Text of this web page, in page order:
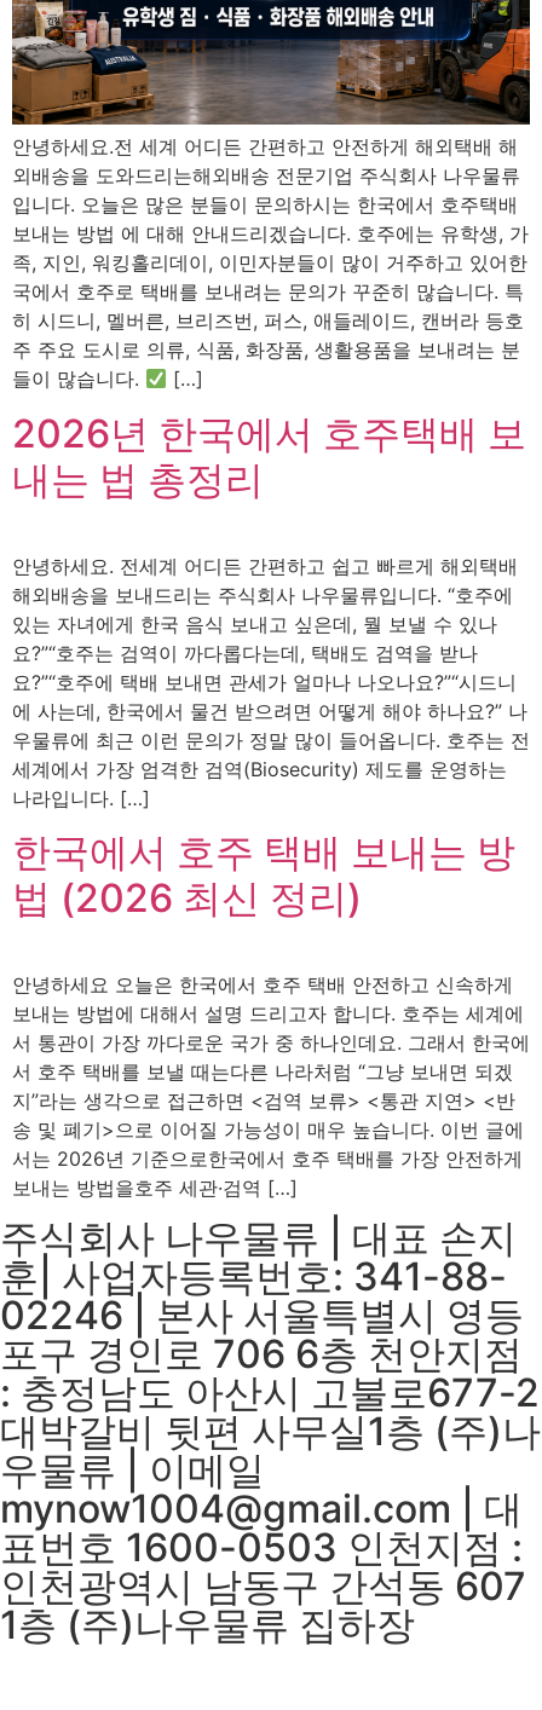
안녕하세요.전 세계 어디든 간편하고 안전하게 해외택배 해
외배송을 도와드리는해외배송 전문기업 주식회사 나우물류
입니다. 오늘은 많은 분들이 문의하시는 한국에서 호주택배
보내는 방법 에 대해 안내드리겠습니다. 호주에는 유학생, 가
족, 지인, 워킹홀리데이, 이민자분들이 많이 거주하고 있어한
국에서 호주로 택배를 보내려는 문의가 꾸준히 많습니다. 특
히 시드니, 멜버른, 브리즈번, 퍼스, 애들레이드, 캔버라 등호
주 주요 도시로 의류, 식품, 화장품, 생활용품을 보내려는 분
들이 많습니다.
[…]
2026년 한국에서 호주택배 보
내는 법 총정리
안녕하세요. 전세계 어디든 간편하고 쉽고 빠르게 해외택배
해외배송을 보내드리는 주식회사 나우물류입니다. “호주에
있는 자녀에게 한국 음식 보내고 싶은데, 뭘 보낼 수 있나
요?”“호주는 검역이 까다롭다는데, 택배도 검역을 받나
요?”“호주에 택배 보내면 관세가 얼마나 나오나요?”“시드니
에 사는데, 한국에서 물건 받으려면 어떻게 해야 하나요?” 나
우물류에 최근 이런 문의가 정말 많이 들어옵니다. 호주는 전
세계에서 가장 엄격한 검역(Biosecurity) 제도를 운영하는
나라입니다. […]
한국에서 호주 택배 보내는 방
법 (2026 최신 정리)
안녕하세요 오늘은 한국에서 호주 택배 안전하고 신속하게
보내는 방법에 대해서 설명 드리고자 합니다. 호주는 세계에
서 통관이 가장 까다로운 국가 중 하나인데요. 그래서 한국에
서 호주 택배를 보낼 때는다른 나라처럼 “그냥 보내면 되겠
지”라는 생각으로 접근하면 <검역 보류> <통관 지연> <반
송 및 폐기>으로 이어질 가능성이 매우 높습니다. 이번 글에
서는 2026년 기준으로한국에서 호주 택배를 가장 안전하게
보내는 방법을호주 세관·검역 […]
주식회사 나우물류 | 대표 손지
훈| 사업자등록번호: 341-88-
02246 | 본사 서울특별시 영등
포구 경인로 706 6층 천안지점
: 충정남도 아산시 고불로677-2
대박갈비 뒷편 사무실1층 (주)나
우물류 | 이메일
mynow1004@gmail.com | 대
표번호 1600-0503 인천지점 :
인천광역시 남동구 간석동 607
1층 (주)나우물류 집하장